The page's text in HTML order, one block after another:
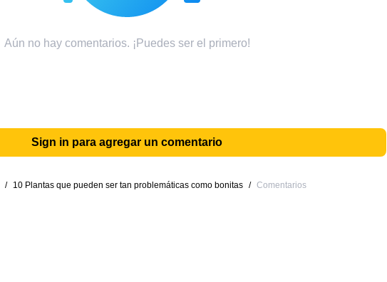
Aún no hay comentarios. ¡Puedes ser el primero!
Sign in para agregar un comentario
/ 10 Plantas que pueden ser tan problemáticas como bonitas / Comentarios